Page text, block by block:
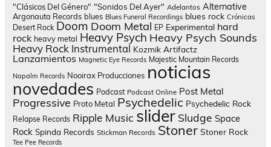
"Clásicos Del Género" "Sonidos Del Ayer" Adelantos Alternative
Argonauta Records blues Blues Funeral Recordings blues rock Crónicas
Desert Rock Doom Doom Metal EP Experimental hard
rock heavy metal Heavy Psych Heavy Psych Sounds
Heavy Rock Instrumental Kozmik Artifactz
Lanzamientos Magnetic Eye Records Majestic Mountain Records
Napalm Records Nooirax Producciones noticias
novedades Podcast Podcast Online Post Metal
Progressive Proto Metal Psychedelic Psychedelic Rock
Relapse Records Ripple Music slider Sludge Space
Rock Spinda Records Stickman Records Stoner Stoner Rock
Tee Pee Records